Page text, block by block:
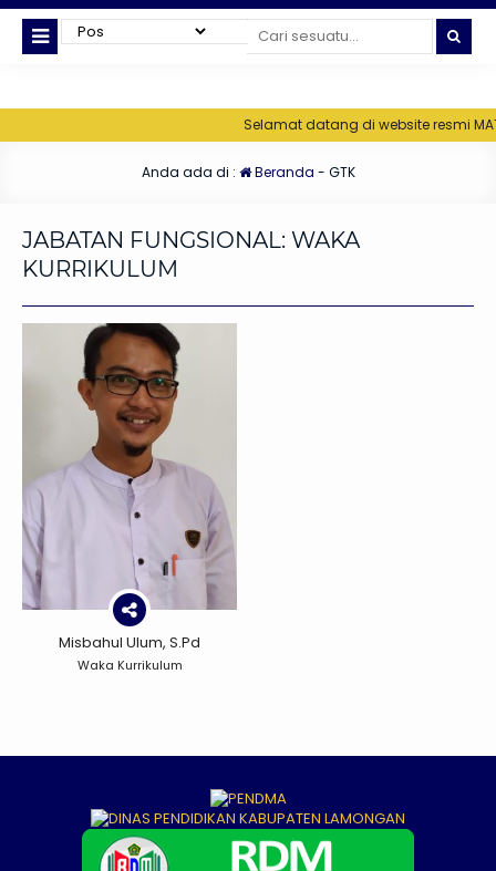
Selamat datang di website resmi
Anda ada di : Beranda - GTK
JABATAN FUNGSIONAL: WAKA
KURRIKULUM
Misbahul Ulum, S.Pd
Waka Kurrikulum